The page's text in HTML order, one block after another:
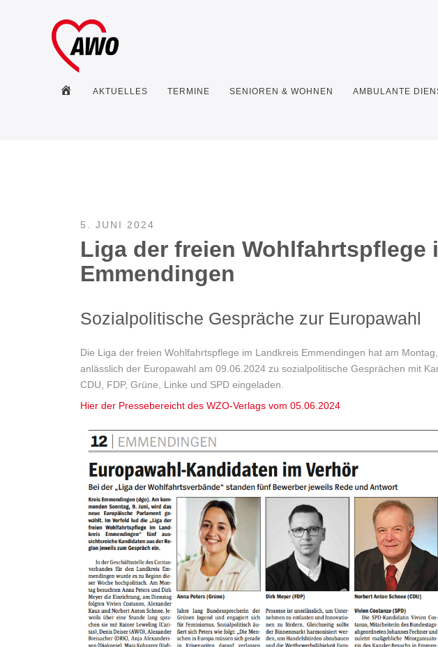
HOMEAKTUELLES TERMINE SENIOREN & WOHNEN AMBULANTE
5. JUNI 2024
Liga der freien Wohlfahrtspflege
Emmendingen
Sozialpolitische Gespräche zur Europawahl
Die Liga der freien Wohlfahrtspflege im Landkreis Emmendingen hat am
anlässlich der Europawahl am 09.06.2024 zu sozialpolitische Gesprächen mit
CDU, FDP, Grüne, Linke und SPD eingeladen.
Hier der Pressebereicht des WZO-Verlags vom 05.06.2024